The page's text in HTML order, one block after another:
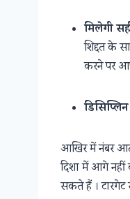
मिलेगी
शिद्दत के
करने पर
आखिर में नंबर
दिशा में आगे
सकते हैं । टारगेट